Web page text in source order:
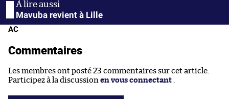
Mavuba revient à Lille
AC
Commentaires
Les membres ont posté 23 commentaires sur cet article.
Participez à la discussion en vous connectant